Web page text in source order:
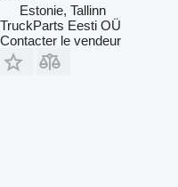
Estonie, Tallinn
TruckParts Eesti OÜ
Contacter le vendeur